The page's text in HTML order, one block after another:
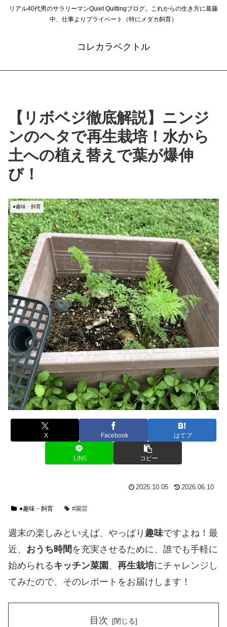
リアル40代男のサラリーマンQuiet Quittingブログ。これからの生き方に葛藤
中、仕事よりプライベート（特にメダカ飼育）
コレカラベクトル
【リボベジ徹底解説】ニンジ
ンのヘタで再生栽培！水から
土への植え替えで葉が爆伸
び！
●趣味・飼育
X Facebook はてブ
LINE コピー
2025.10.05 2026.06.10
●趣味・飼育 #園芸
週末の楽しみといえば、やっぱり 趣味ですよね！最
近、 おうち時間 を充実させるために、誰でも手軽に
始められるキッチン菜園 、 再生栽培にチャレンジし
てみたので、そのレポートをお届けします！
目次